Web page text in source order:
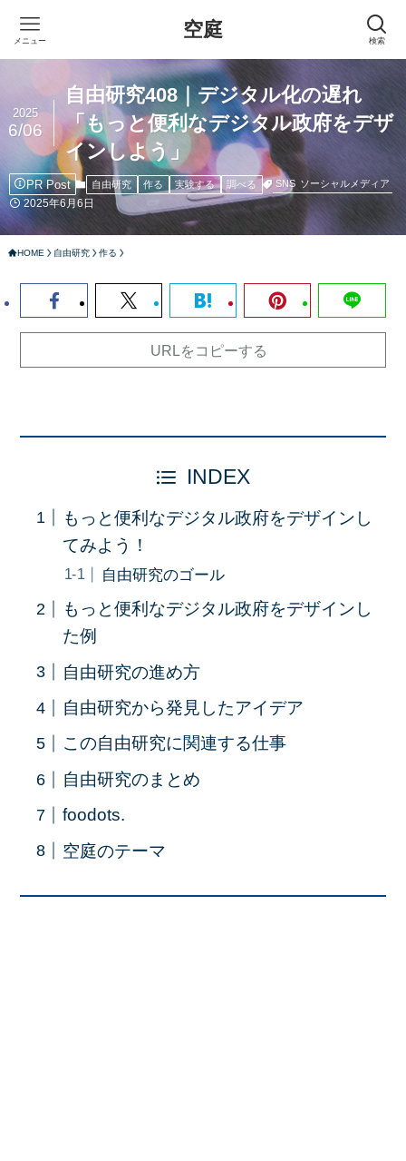
空庭 検索
メニュー
自由研究408｜デジタル化の遅れ
「もっと便利なデジタル政府をデザ
インしよう」
2025
6/06
PR Post 自由研究 作る 実験する 調べる SNS ソーシャルメディア
2025年6月6日
HOME 自由研究 作る
URLをコピーする
INDEX
もっと便利なデジタル政府をデザインし
てみよう！
自由研究のゴール
もっと便利なデジタル政府をデザインし
た例
自由研究の進め方
自由研究から発見したアイデア
この自由研究に関連する仕事
自由研究のまとめ
foodots.
空庭のテーマ